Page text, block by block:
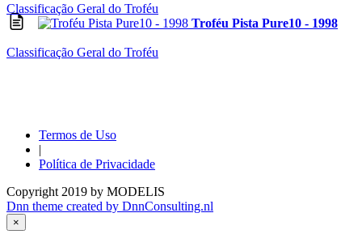
Classificação Geral do Troféu
Troféu Pista Pure10 - 1998
Classificação Geral do Troféu
Termos de Uso
|
Política de Privacidade
Copyright 2019 by MODELIS
Dnn theme created by DnnConsulting.nl
×